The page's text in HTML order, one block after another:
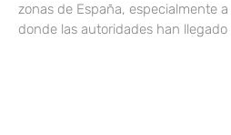
zonas de España, especialmente
donde las autoridades han llegado